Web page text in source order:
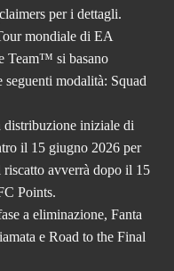
per i dettagli.
mondiale di EA
Team™ si basano
modalità: Squad
distribuzione iniziale di
il 15 giugno 2026 per
avverrà dopo il 15
Points.
a eliminazione, Fanta
e Road to the Final